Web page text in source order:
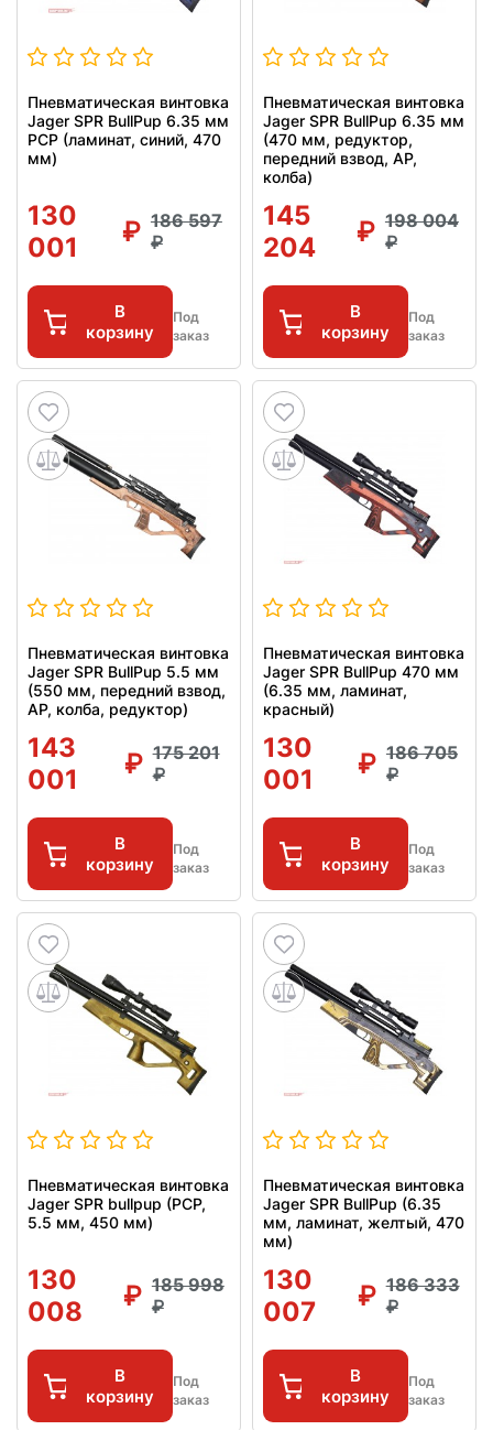
Пневматическая винтовка
Jager SPR BullPup 6.35 мм
PCP (ламинат, синий, 470
мм)
130
001
186 597
В
корзину
Под
заказ
Пневматическая винтовка
Jager SPR BullPup 6.35 мм
(470 мм, редуктор,
передний взвод, AP,
колба)
145
204
198 004
В
корзину
Под
заказ
Пневматическая винтовка
Jager SPR BullPup 5.5 мм
(550 мм, передний взвод,
AP, колба, редуктор)
143
001
175 201
В
корзину
Под
заказ
Пневматическая винтовка
Jager SPR BullPup 470 мм
(6.35 мм, ламинат,
красный)
130
001
186 705
В
корзину
Под
заказ
Пневматическая винтовка
Jager SPR bullpup (PCP,
5.5 мм, 450 мм)
130
008
185 998
В
корзину
Под
заказ
Пневматическая винтовка
Jager SPR BullPup (6.35
мм, ламинат, желтый, 470
мм)
130
007
186 333
В
корзину
Под
заказ